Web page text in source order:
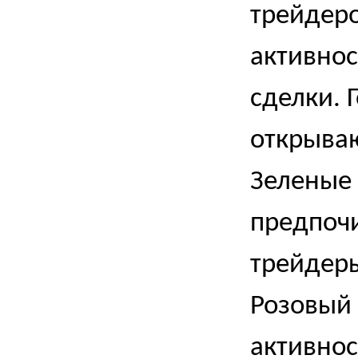
сделки.
Зеленые
Розовый